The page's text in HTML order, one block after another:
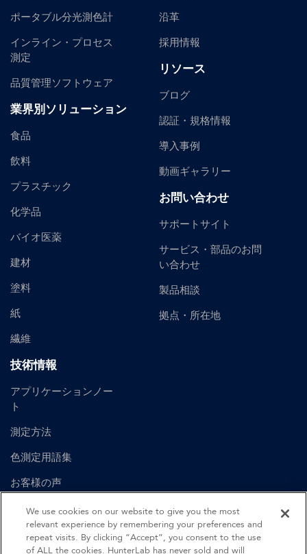
ポータブル分光測色計
インライン・プロセス
測定
品質管理ソフトウェア
業界別ソリューション
食品
飲料
プラスチック
化学品
バイオ医薬
建材
塗料
紙
繊維
技術情報
アプリケーションノー
ト
測定方法
色測定用語集
お客様の声
ユーザーマニュアル
沿革
採用情報
リソース
ブログ
認証・規格情報
導入事例
動画ギャラリー
お問い合わせ
サポートサイト
サービス・部品のお問
い合わせ
製品相談
拠点・所在地
We use cookies on our website to give you the most
relevant experience by remembering your preferences and
repeat visits. By clicking “Accept”, you consent to the use
of ALL the cookies. HunterLab has never sold and will